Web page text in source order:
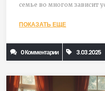
семье во многом зависит
влияния семьи помогает
счастливых и уверенных в
ПОКАЗАТЬ ЕЩЕ
0 Комментарии 3.03.2025